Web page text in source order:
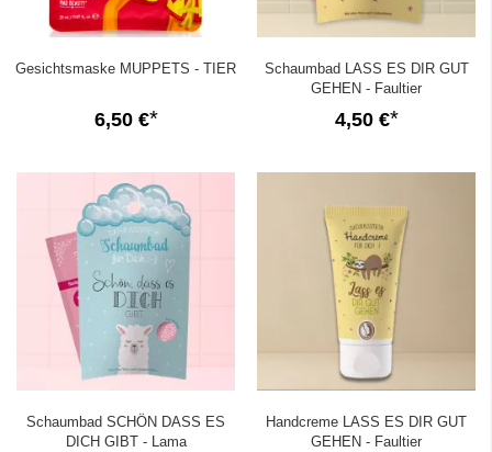
Gesichtsmaske MUPPETS - TIER
6,50 €
Schaumbad LASS ES DIR GUT
GEHEN - Faultier
4,50 €
Schaumbad SCHÖN DASS ES
DICH GIBT - Lama
Handcreme LASS ES DIR GUT
GEHEN - Faultier